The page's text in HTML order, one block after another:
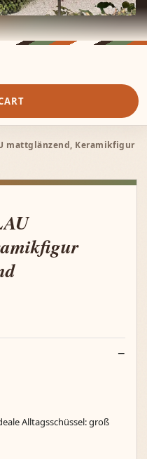
mattglänzend, Keramikfigur
Alltagsschüssel: groß